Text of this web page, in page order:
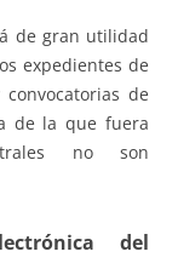
de gran utilidad
expedientes de
de
de la que fuera
no son
del